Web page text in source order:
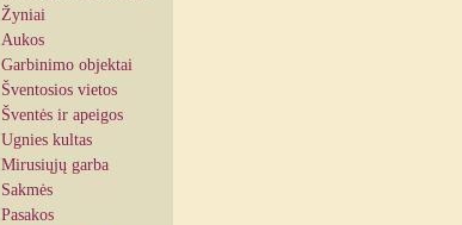
Žyniai
Aukos
Garbinimo objektai
Šventosios vietos
Šventės ir apeigos
Ugnies kultas
Mirusiųjų garba
Sakmės
Pasakos